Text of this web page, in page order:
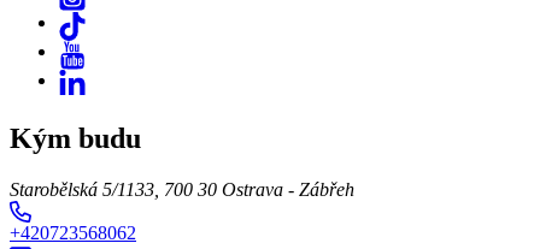
Kým budu
Starobělská 5/1133, 700 30 Ostrava - Zábřeh
+420723568062